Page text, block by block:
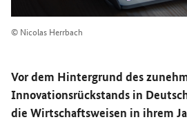
© Nicolas Herrbach
Vor dem Hintergrund des
Innovationsrückstands in
die Wirtschaftsweisen in ihrem